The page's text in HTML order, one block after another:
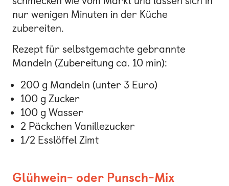
nur wenigen Minuten in der Küche
zubereiten.
Rezept für selbstgemachte gebrannte
Mandeln (Zubereitung ca. 10 min):
200 g Mandeln (unter 3 Euro)
100 g Zucker
100 g Wasser
2 Päckchen Vanillezucker
1/2 Esslöffel Zimt
Glühwein- oder Punsch-Mix